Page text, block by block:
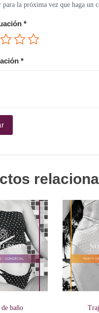
para la próxima vez que haga un
*
*
baño